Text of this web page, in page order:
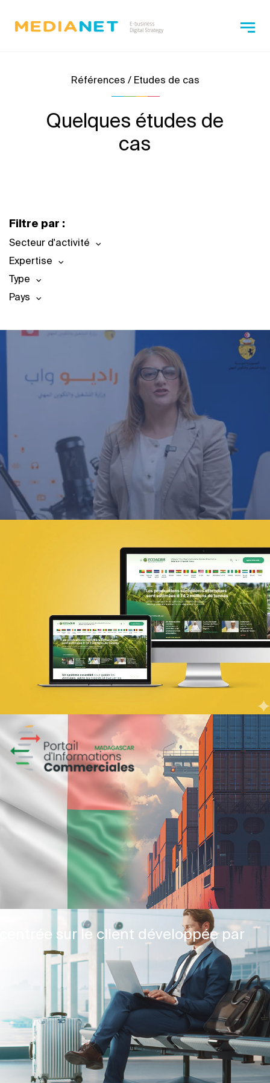
Références / Etudes de cas
Quelques études de
cas
Filtre par :
Secteur d'activité
Expertise
Type
Pays
sur le client développée par